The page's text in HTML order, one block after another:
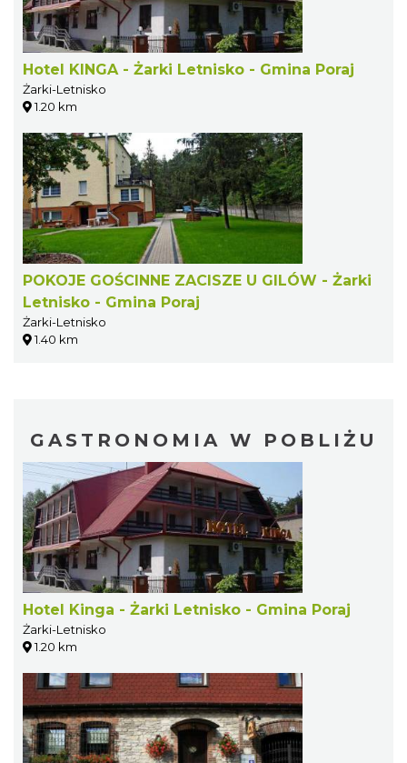
Hotel KINGA - Żarki Letnisko - Gmina Poraj
Żarki-Letnisko
1.20 km
POKOJE GOŚCINNE ZACISZE U GILÓW - Żarki
Letnisko - Gmina Poraj
Żarki-Letnisko
1.40 km
GASTRONOMIA W POBLIŻU
Hotel Kinga - Żarki Letnisko - Gmina Poraj
Żarki-Letnisko
1.20 km